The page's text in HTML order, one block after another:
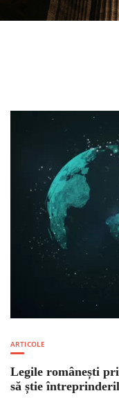
ARTICOLE
Legile românești
să știe